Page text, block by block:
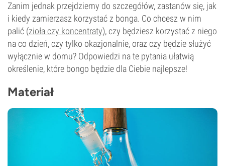
Zanim jednak przejdziemy do szczegółów, zastanów się, jak
i kiedy zamierzasz korzystać z bonga. Co chcesz w nim
palić (zioła czy koncentraty), czy będziesz korzystać z niego
na co dzień, czy tylko okazjonalnie, oraz czy będzie służyć
wyłącznie w domu? Odpowiedzi na te pytania ułatwią
określenie, które bongo będzie dla Ciebie najlepsze!
Materiał